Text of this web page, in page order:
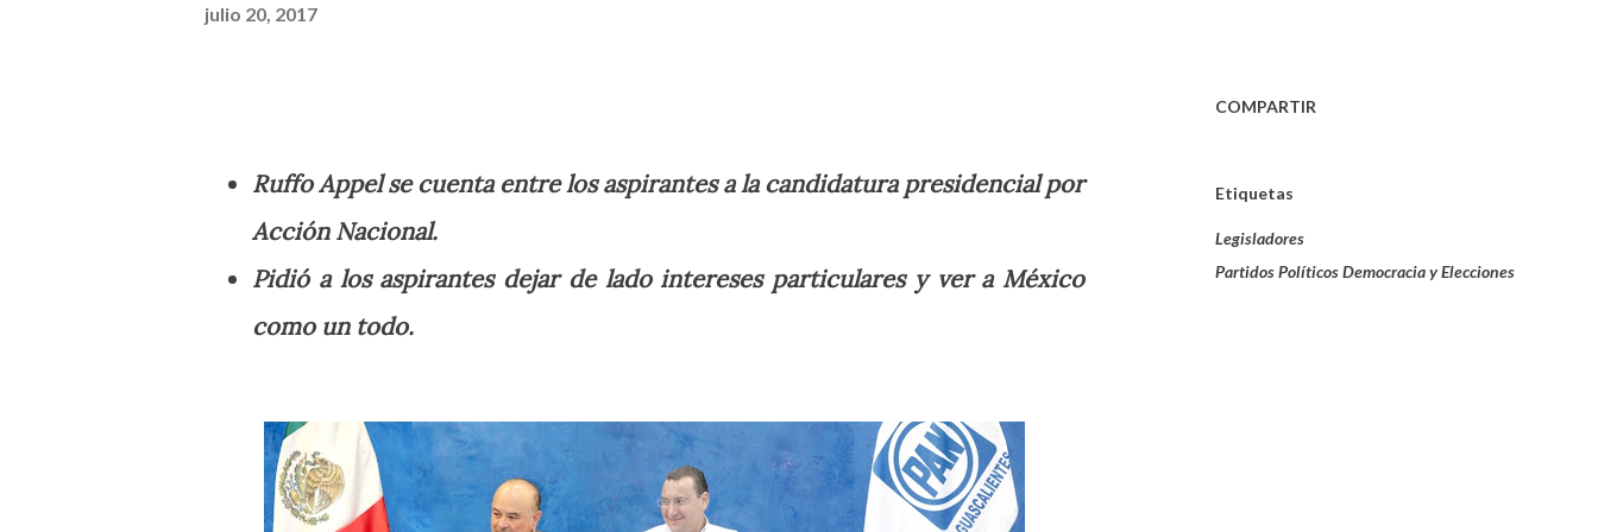
julio 20, 2017
Ruffo Appel se cuenta entre los aspirantes a la candidatura presidencial por
Acción Nacional.
Pidió a los aspirantes dejar de lado intereses particulares y ver a México
como un todo.
COMPARTIR
Etiquetas
Legisladores
Partidos Políticos Democracia y Elecciones